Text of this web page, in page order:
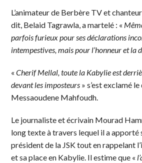
L’animateur de Berbère TV et
dit, Belaid Tagrawla, a martelé : «
parfois furieux pour ses déclarations
intempestives, mais pour l’honneur et la
«Cherif Mellal, toute la Kabylie est
devant les imposteurs » s’est exclamé
Messaoudene Mahfoudh.
Le journaliste et écrivain Mourad
long texte à travers lequel il a apporté
président de la JSK tout en rappelant
et sa place en Kabylie. Il estime que «